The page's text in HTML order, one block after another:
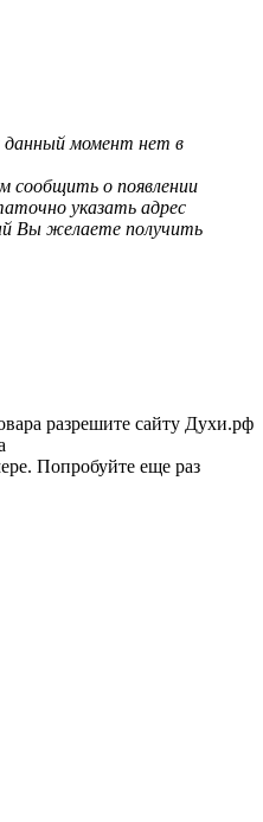
момент нет в
сообщить о появлении
указать адрес
Вы желаете получить
разрешите сайту Духи.рф
Попробуйте еще раз